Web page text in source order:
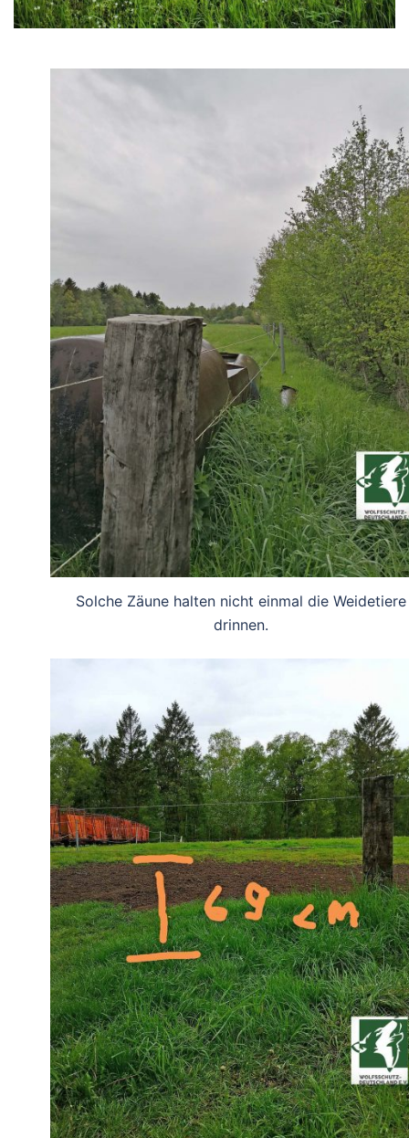
Solche Zäune halten nicht einmal die Weidetiere
drinnen.